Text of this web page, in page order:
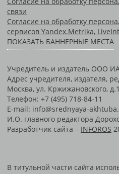
связи
Согласие на обработку
сервисов Yandex.Metrika,
ПОКАЗАТЬ БАННЕРНЫЕ МЕСТА
Учредитель и издатель ООО
Адрес учредителя, издателя,
Москва, ул. Кржижановского,
Телефон: +7 (495) 718-84-11
E-mail: info@srednyaya-
И.О. главного редактора
Разработчик сайта – INFOROS
В титульной части сайта